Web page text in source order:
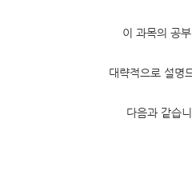
이 과목의 공
대략적으로 설명
다음과 같습니